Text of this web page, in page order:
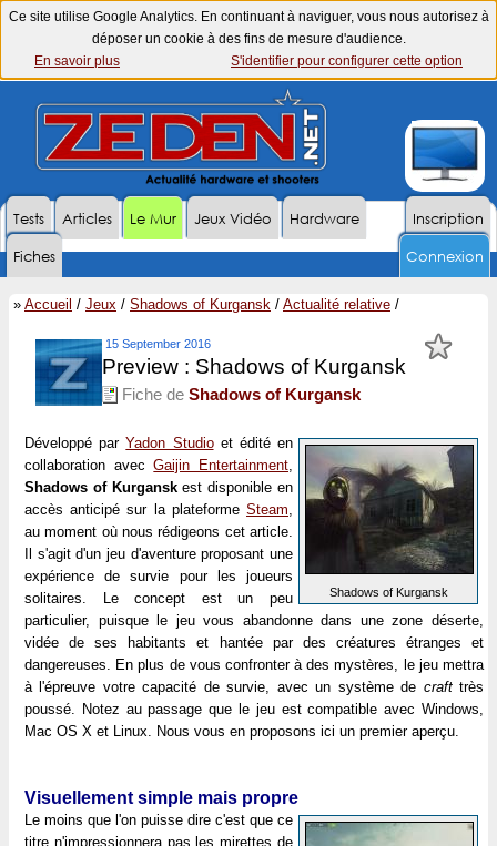
Ce site utilise Google Analytics. En continuant à naviguer, vous nous autorisez à
déposer un cookie à des fins de mesure d'audience.
En savoir plus
S'identifier pour configurer cette option
Inscription
Tests Articles Le Mur Jeux Vidéo
Hardware
Fiches
Connexion
» Accueil / Jeux / Shadows of Kurgansk / Actualité relative /
15 September 2016
Preview : Shadows of Kurgansk
Fiche de Shadows of Kurgansk
Shadows of Kurgansk
Développé parYadon Studioet édité en
collaboration avecGaijin Entertainment,
Shadows of Kurganskest disponible en
accès anticipé sur la plateforme Steam,
au moment où nous rédigeons cet article.
Il s'agit d'un jeu d'aventure proposant une
expérience de survie pour les joueurs
solitaires. Le concept est un peu
particulier, puisque le jeu vous abandonne dans une zone déserte,
vidée de ses habitants et hantée par des créatures étranges et
dangereuses. En plus de vous confronter à des mystères, le jeu mettra
à l'épreuve votre capacité de survie, avec un système de crafttrès
poussé. Notez au passage que le jeu est compatible avec Windows,
Mac OS X et Linux. Nous vous en proposons ici un premier aperçu.
Visuellement simple mais propre
Le moins que l'on puisse dire c'est que ce
titre n'impressionnera pas les mirettes de